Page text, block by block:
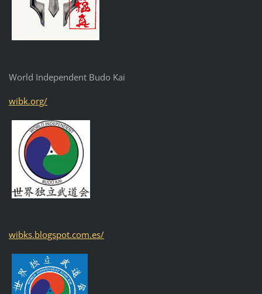
World Independent Budo Kai
wibk.org/
wibks.blogspot.com.es/